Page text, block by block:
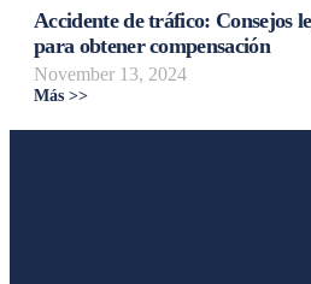
Accidente de tráfico: Consejos
para obtener compensación
November 13, 2024
Más >>